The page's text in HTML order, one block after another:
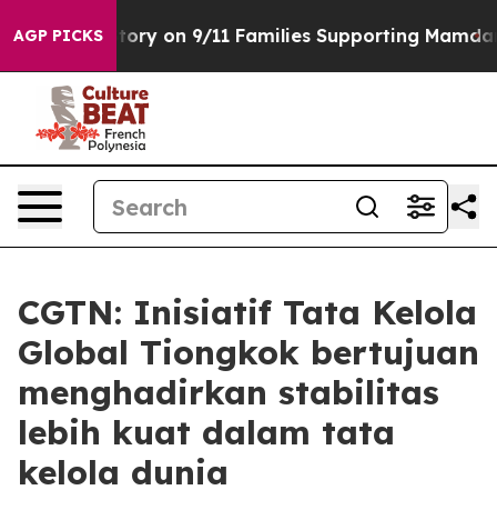
AGP PICKS
Airs Story on 9/11 Families Supporting Mamdani
CGTN: Inisiatif Tata Kelola
Global Tiongkok bertujuan
menghadirkan stabilitas
lebih kuat dalam tata
kelola dunia